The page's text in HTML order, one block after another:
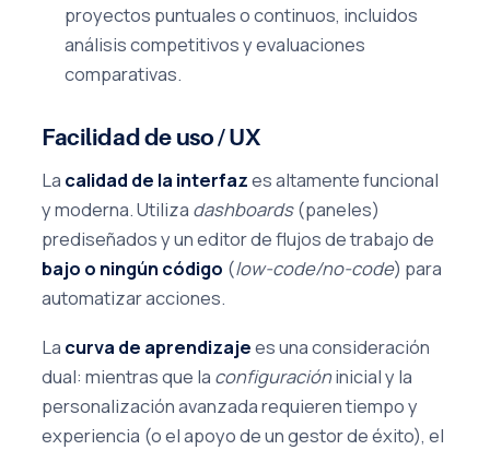
proyectos puntuales o continuos, incluidos
análisis competitivos y evaluaciones
comparativas.
Facilidad de uso / UX
La calidad de la interfazes altamente funcional
y moderna. Utiliza dashboards(paneles)
prediseñados y un editor de flujos de trabajo de
bajo o ningún código (low-code/no-code) para
automatizar acciones.
La curva de aprendizajees una consideración
dual: mientras que la configuracióninicial y la
personalización avanzada requieren tiempo y
experiencia (o el apoyo de un gestor de éxito), el